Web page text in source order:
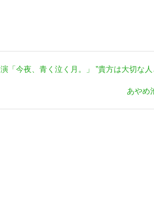
「今夜、青く泣く月。」 ”貴方は大切な
次
あやめ